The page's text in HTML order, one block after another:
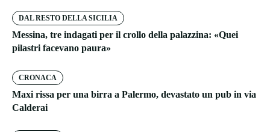
DAL RESTO DELLA SICILIA
Messina, tre indagati per il crollo della palazzina: «Quei
pilastri facevano paura»
CRONACA
Maxi rissa per una birra a Palermo, devastato un pub in via
Calderai